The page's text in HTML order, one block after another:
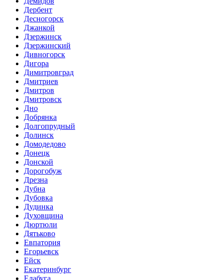
Дербент
Десногорск
Джанкой
Дзержинск
Дзержинский
Дивногорск
Дигора
Димитровград
Дмитриев
Дмитров
Дмитровск
Дно
Добрянка
Долгопрудный
Долинск
Домодедово
Донецк
Донской
Дорогобуж
Дрезна
Дубна
Дубовка
Дудинка
Духовщина
Дюртюли
Дятьково
Евпатория
Егорьевск
Ейск
Екатеринбург
Елабуга